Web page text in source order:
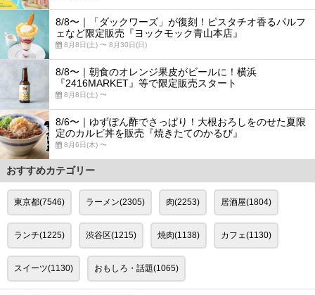
8/8〜｜「ダックワーズ」が復刻！ピスタチオ香るパルフ
ェなど限定販売『ヨックモック青山本店』
8月8日(土) 〜 8月30日(日)
8/8〜｜朝食のオレンジ果皮がビールに！横浜
『2416MARKET』等で限定販売スタート
8月8日(土) 〜
8/6〜｜ゆずぽん酢でさっぱり！大根おろしをのせた夏限
定のカルビ丼を販売『焼きたてのかるび』
8月6日(木) 〜
おすすめカテゴリー
東京都(7546) ラーメン(2305) 肉(2253) 居酒屋(1804)
ランチ(1225) 渋谷区(1215) 焼肉(1138) カフェ(1130)
スイーツ(1130) おもしろ・話題(1065)